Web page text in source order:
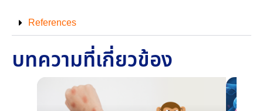
References
บทความที่เกี่ยวข้อง